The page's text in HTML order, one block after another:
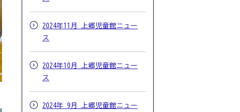
2024年11月 上郷児童館ニュー
ス
2024年10月 上郷児童館ニュー
ス
2024年 9月 上郷児童館ニュー